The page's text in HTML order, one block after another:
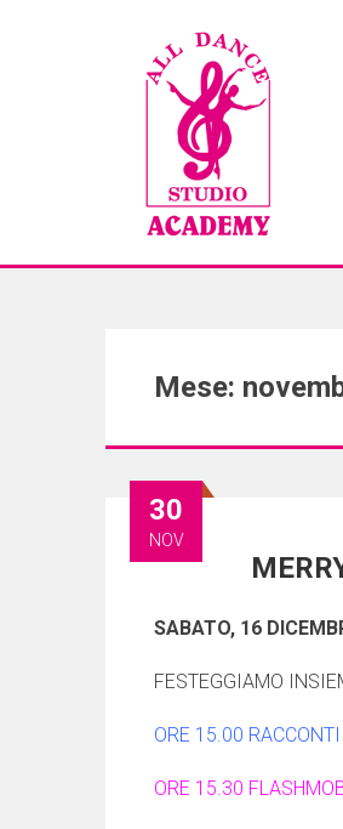
Mese:
30
NOV
SABATO, 16
FESTEGGIAMO
ORE 15.00
ORE 15.30